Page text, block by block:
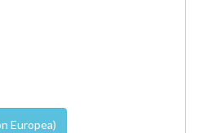
Europea)